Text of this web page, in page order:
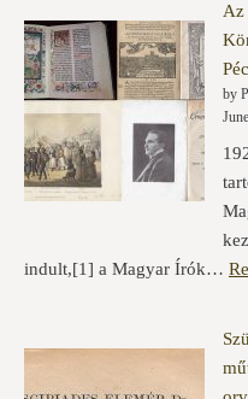
Az
by
indult,[1] a Magyar Írók…